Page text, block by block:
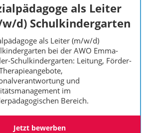
als Leiter
d) Schulkindergarten
als Leiter (m/w/d)
bei der AWO Emma-
Schulkindergarten: Leitung, Förder-
und
im
Bereich.
Jetzt bewerben